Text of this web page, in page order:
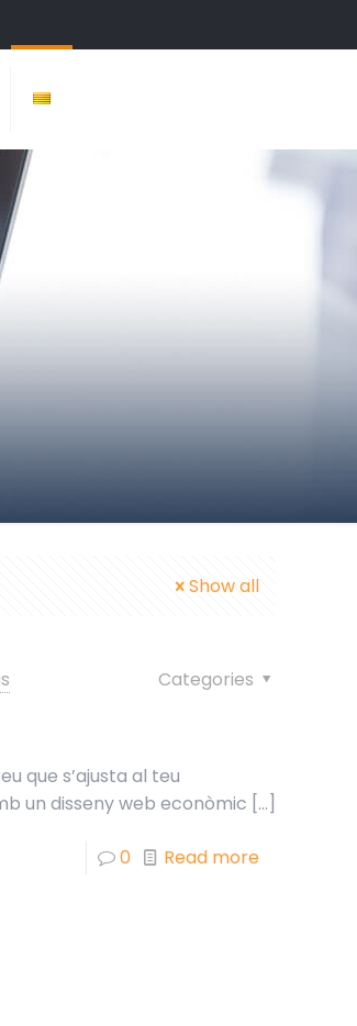
Show all
Categories
que s’ajusta al teu
un disseny web econòmic […]
0 Read more